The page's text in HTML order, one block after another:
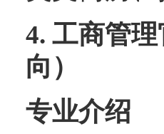
4.工商管
向）
专业介绍